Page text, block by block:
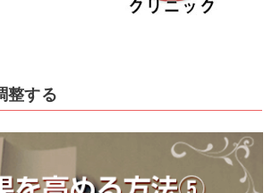
整する